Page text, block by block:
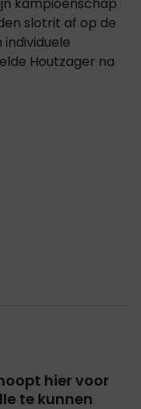
slotrit af op de
Houtzager na
hier voor
te kunnen